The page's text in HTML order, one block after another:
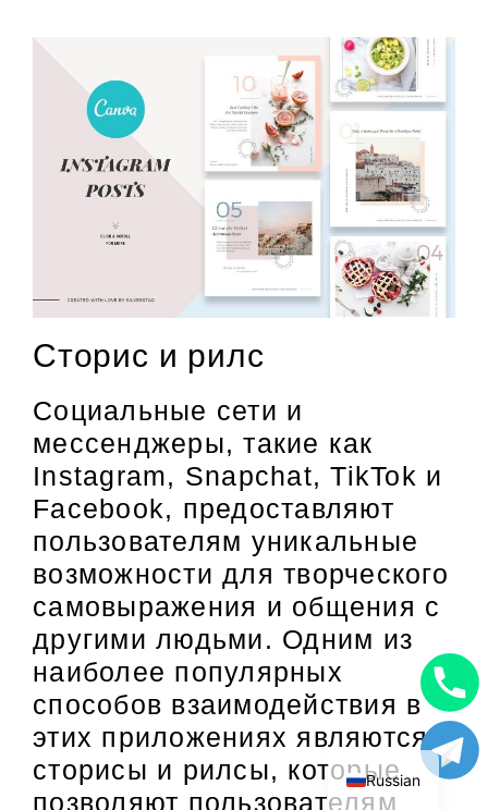
Сторис и рилс
Социальные сети и
мессенджеры, такие как
Instagram, Snapchat, TikTok и
Facebook, предоставляют
пользователям уникальные
возможности для творческого
самовыражения и общения с
другими людьми. Одним из
наиболее популярных
способов взаимодействия в
этих приложениях являются
сторисы и рилсы, которые
позволяют пользователям
Russian
English
Uzbek